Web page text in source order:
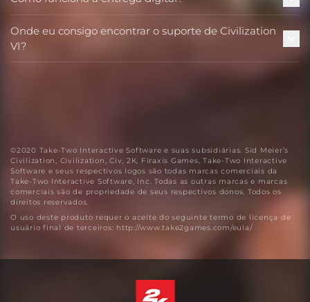
Onde eu consigo encontrar o suporte de Civilization
VI?
©2020 Take-Two Interactive Software e suas subsidiárias. Sid Meier’s
Civilization, Civilization, Civ, 2K, Firaxis Games, Take-Two Interactive
Software e seus respectivos logos são todas marcas comerciais da
Take-Two Interactive Software, Inc. Todas as outras marcas e marcas
comerciais são de propriedade de seus respectivos donos. Todos os
direitos reservados.
O uso deste produto requer o aceite do seguinte termo de licença de
usuário final de terceiros: http://www.take2games.com/eula/